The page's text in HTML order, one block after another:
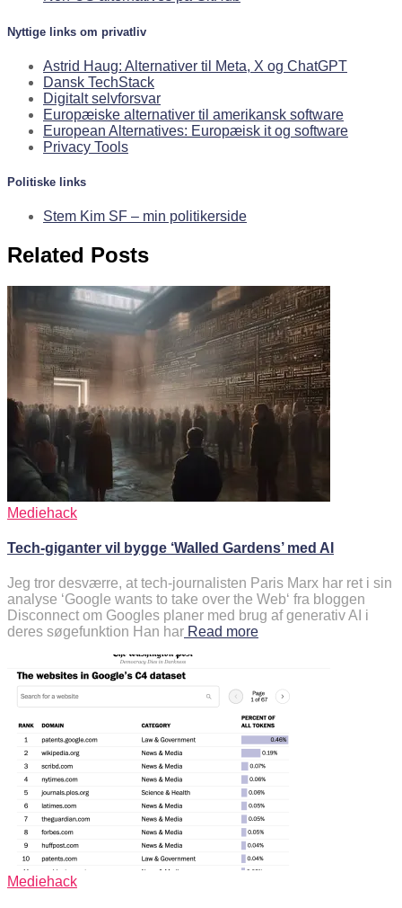
Nyttige links om privatliv
Astrid Haug: Alternativer til Meta, X og ChatGPT
Dansk TechStack
Digitalt selvforsvar
Europæiske alternativer til amerikansk software
European Alternatives: Europæisk it og software
Privacy Tools
Politiske links
Stem Kim SF – min politikerside
Related Posts
Mediehack
Tech-giganter vil bygge ‘Walled Gardens’ med AI
Jeg tror desværre, at tech-journalisten Paris Marx har ret i sin
analyse ‘Google wants to take over the Web‘ fra bloggen
Disconnect om Googles planer med brug af generativ AI i
deres søgefunktion Han har Read more
Mediehack